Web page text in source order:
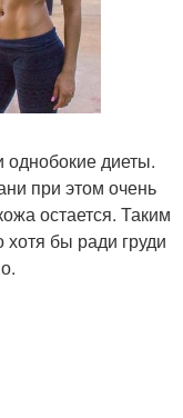
однобокие диеты.
при этом очень
остается. Таким
хотя бы ради груди